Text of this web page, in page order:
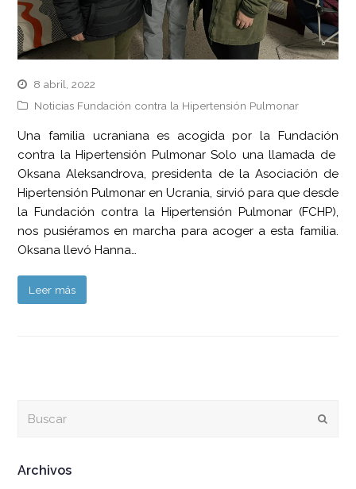
8 abril, 2022
Noticias Fundación contra la Hipertensión Pulmonar
Una familia ucraniana es acogida por la Fundación
contra la Hipertensión Pulmonar Solo una llamada de
Oksana Aleksandrova, presidenta de la Asociación de
Hipertensión Pulmonar en Ucrania, sirvió para que desde
la Fundación contra la Hipertensión Pulmonar (FCHP),
nos pusiéramos en marcha para acoger a esta familia.
Oksana llevó Hanna…
Leer más
Archivos